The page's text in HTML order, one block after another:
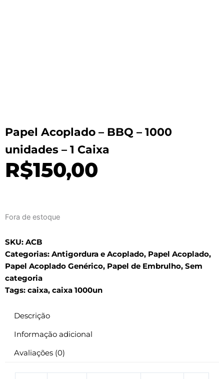
Papel Acoplado – BBQ – 1000
unidades – 1 Caixa
R$150,00
Fora de estoque
SKU: ACB
Categorias: Antigordura e Acoplado, Papel Acoplado,
Papel Acoplado Genérico, Papel de Embrulho, Sem
categoria
Tags: caixa, caixa 1000un
Descrição
Informação adicional
Avaliações (0)